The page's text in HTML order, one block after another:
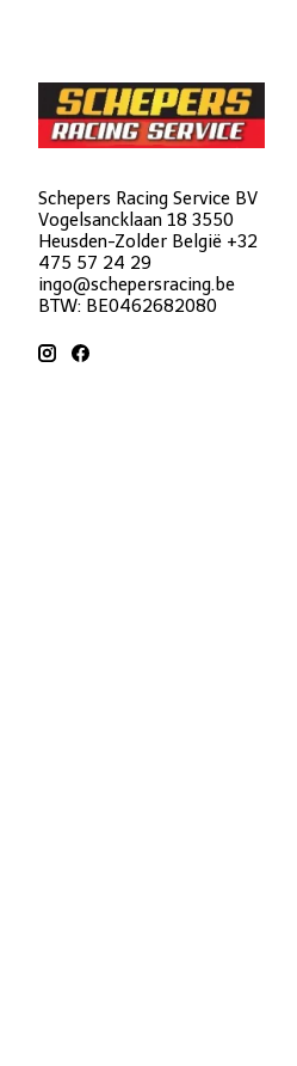
Schepers Racing Service BV
Vogelsancklaan 18 3550
Heusden-Zolder België +32
475 57 24 29
ingo@schepersracing.be
BTW: BE0462682080